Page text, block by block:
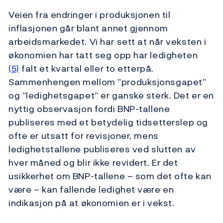
Veien fra endringer i produksjonen til
inflasjonen går blant annet gjennom
arbeidsmarkedet. Vi har sett at når veksten i
økonomien har tatt seg opp har ledigheten
(5) falt et kvartal eller to etterpå.
Sammenhengen mellom ”produksjonsgapet”
og ”ledighetsgapet” er ganske sterk. Det er en
nyttig observasjon fordi BNP-tallene
publiseres med et betydelig tidsetterslep og
ofte er utsatt for revisjoner, mens
ledighetstallene publiseres ved slutten av
hver måned og blir ikke revidert. Er det
usikkerhet om BNP-tallene – som det ofte kan
være – kan fallende ledighet være en
indikasjon på at økonomien er i vekst.